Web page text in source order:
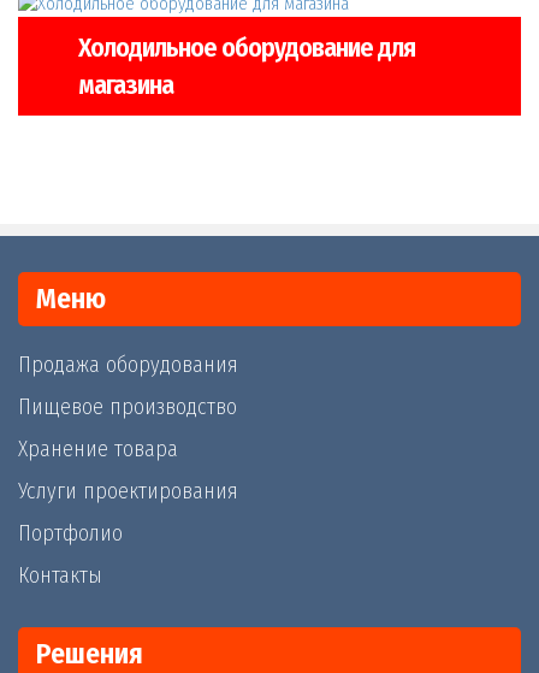
Холодильное оборудование для
магазина
Меню
Продажа оборудования
Пищевое производство
Хранение товара
Услуги проектирования
Портфолио
Контакты
Решения